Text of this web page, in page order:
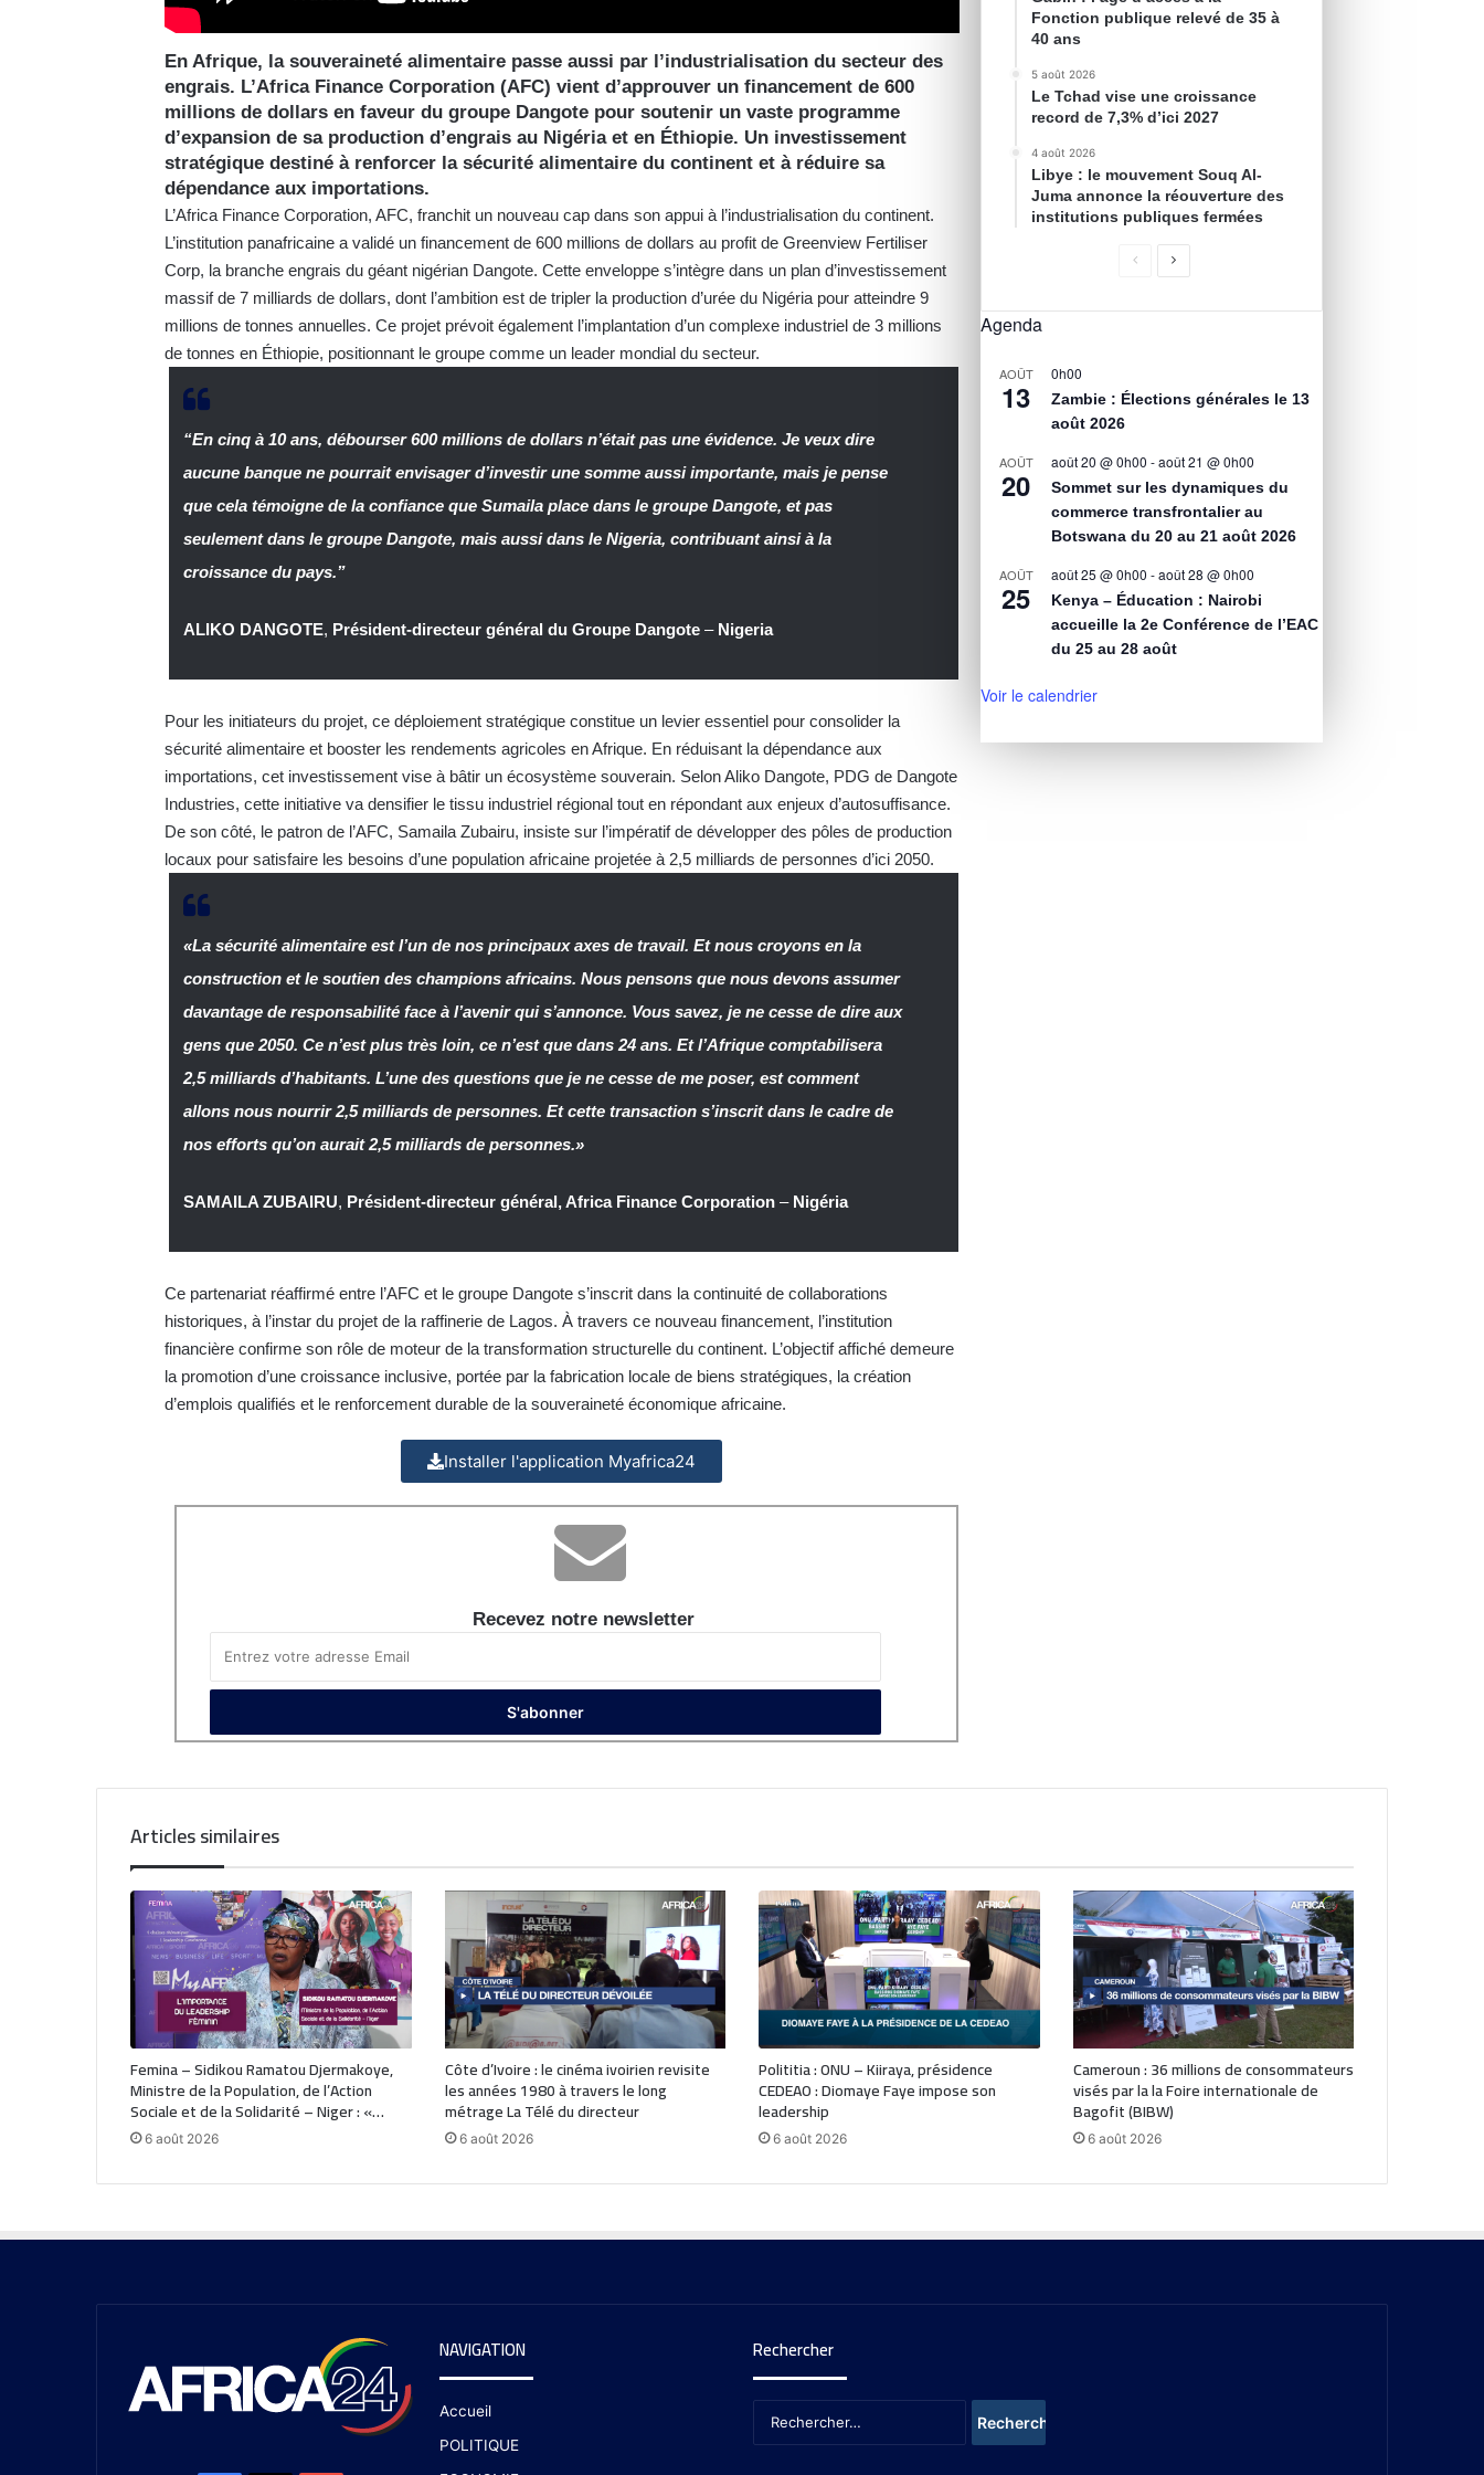
En Afrique, la souveraineté alimentaire passe aussi par l’industrialisation du secteur des
engrais. L’Africa Finance Corporation (AFC) vient d’approuver un financement de 600
millions de dollars en faveur du groupe Dangote pour soutenir un vaste programme
d’expansion de sa production d’engrais au Nigéria et en Éthiopie. Un investissement
stratégique destiné à renforcer la sécurité alimentaire du continent et à réduire sa
dépendance aux importations.
L’Africa Finance Corporation, AFC, franchit un nouveau cap dans son appui à l’industrialisation du continent.
L’institution panafricaine a validé un financement de 600 millions de dollars au profit de Greenview Fertiliser
Corp, la branche engrais du géant nigérian Dangote. Cette enveloppe s’intègre dans un plan d’investissement
massif de 7 milliards de dollars, dont l’ambition est de tripler la production d’urée du Nigéria pour atteindre 9
millions de tonnes annuelles. Ce projet prévoit également l’implantation d’un complexe industriel de 3 millions
de tonnes en Éthiopie, positionnant le groupe comme un leader mondial du secteur.
“En cinq à 10 ans, débourser 600 millions de dollars n’était pas une évidence. Je veux dire
aucune banque ne pourrait envisager d’investir une somme aussi importante, mais je pense
que cela témoigne de la confiance que Sumaila place dans le groupe Dangote, et pas
seulement dans le groupe Dangote, mais aussi dans le Nigeria, contribuant ainsi à la
croissance du pays.”
ALIKO DANGOTE, Président-directeur général du Groupe Dangote – Nigeria
Pour les initiateurs du projet, ce déploiement stratégique constitue un levier essentiel pour consolider la
sécurité alimentaire et booster les rendements agricoles en Afrique. En réduisant la dépendance aux
importations, cet investissement vise à bâtir un écosystème souverain. Selon Aliko Dangote, PDG de Dangote
Industries, cette initiative va densifier le tissu industriel régional tout en répondant aux enjeux d’autosuffisance.
De son côté, le patron de l’AFC, Samaila Zubairu, insiste sur l’impératif de développer des pôles de production
locaux pour satisfaire les besoins d’une population africaine projetée à 2,5 milliards de personnes d’ici 2050.
«La sécurité alimentaire est l’un de nos principaux axes de travail. Et nous croyons en la
construction et le soutien des champions africains. Nous pensons que nous devons assumer
davantage de responsabilité face à l’avenir qui s’annonce. Vous savez, je ne cesse de dire aux
gens que 2050. Ce n’est plus très loin, ce n’est que dans 24 ans. Et l’Afrique comptabilisera
2,5 milliards d’habitants. L’une des questions que je ne cesse de me poser, est comment
allons nous nourrir 2,5 milliards de personnes. Et cette transaction s’inscrit dans le cadre de
nos efforts qu’on aurait 2,5 milliards de personnes.»
SAMAILA ZUBAIRU, Président-directeur général, Africa Finance Corporation – Nigéria
Ce partenariat réaffirmé entre l’AFC et le groupe Dangote s’inscrit dans la continuité de collaborations
historiques, à l’instar du projet de la raffinerie de Lagos. À travers ce nouveau financement, l’institution
financière confirme son rôle de moteur de la transformation structurelle du continent. L’objectif affiché demeure
la promotion d’une croissance inclusive, portée par la fabrication locale de biens stratégiques, la création
d’emplois qualifiés et le renforcement durable de la souveraineté économique africaine.
Installer l'application Myafrica24
Recevez notre newsletter
Fonction publique relevé de 35 à
40 ans
5 août 2026
Le Tchad vise une croissance
record de 7,3% d’ici 2027
4 août 2026
Libye : le mouvement Souq Al-
Juma annonce la réouverture des
institutions publiques fermées
Agenda
AOÛT
13
0h00
Zambie : Élections générales le 13
août 2026
AOÛT
20
août 20 @ 0h00 -août 21 @ 0h00
Sommet sur les dynamiques du
commerce transfrontalier au
Botswana du 20 au 21 août 2026
AOÛT
25
août 25 @ 0h00 -août 28 @ 0h00
Kenya – Éducation : Nairobi
accueille la 2e Conférence de l’EAC
du 25 au 28 août
Voir le calendrier
Articles similaires
Femina – Sidikou Ramatou Djermakoye,
Ministre de la Population, de l’Action
Sociale et de la Solidarité – Niger : «…
6 août 2026
Côte d’Ivoire : le cinéma ivoirien revisite
les années 1980 à travers le long
métrage La Télé du directeur
6 août 2026
Polititia : ONU – Kiiraya, présidence
CEDEAO : Diomaye Faye impose son
leadership
6 août 2026
Cameroun : 36 millions de consommateurs
visés par la la Foire internationale de
Bagofit (BIBW)
6 août 2026
NAVIGATION
Accueil
POLITIQUE
Rechercher